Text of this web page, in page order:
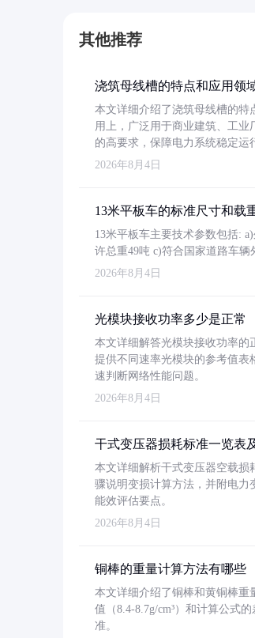
其他推荐
浇筑母线槽的特点和应用领
本文详细介绍了浇筑母线槽的特
用上，广泛用于商业建筑、工
的高要求，保障电力系统稳定运
2026年8月4日
13米平板车的标准尺寸和载
13米平板车主要技术参数包括:
许总重49吨 c)符合国家道路车
2026年8月4日
光模块接收功率多少是正常
本文详细解答光模块接收功率的
提供不同速率光模块的参考值表
速判断网络性能问题。
2026年8月4日
干式变压器损耗标准一览表
本文详细解析干式变压器空载损
骤说明变损计算方法，并附电力
能效评估要点。
2026年8月4日
铜棒的重量计算方法有哪些
本文详细介绍了铜棒和黄铜棒重
值（8.4-8.7g/cm³）和计算公式
准。